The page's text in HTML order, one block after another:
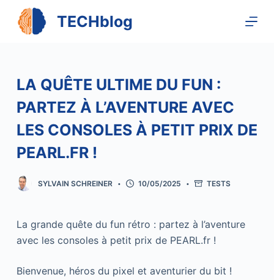
e
a
u
o
n
u
TECHblog
LA QUÊTE ULTIME DU FUN :
PARTEZ À L’AVENTURE AVEC
LES CONSOLES À PETIT PRIX DE
PEARL.FR !
SYLVAIN SCHREINER 10/05/2025 TESTS
La grande quête du fun rétro : partez à l’aventure
avec les consoles à petit prix de PEARL.fr !
Bienvenue, héros du pixel et aventurier du bit !